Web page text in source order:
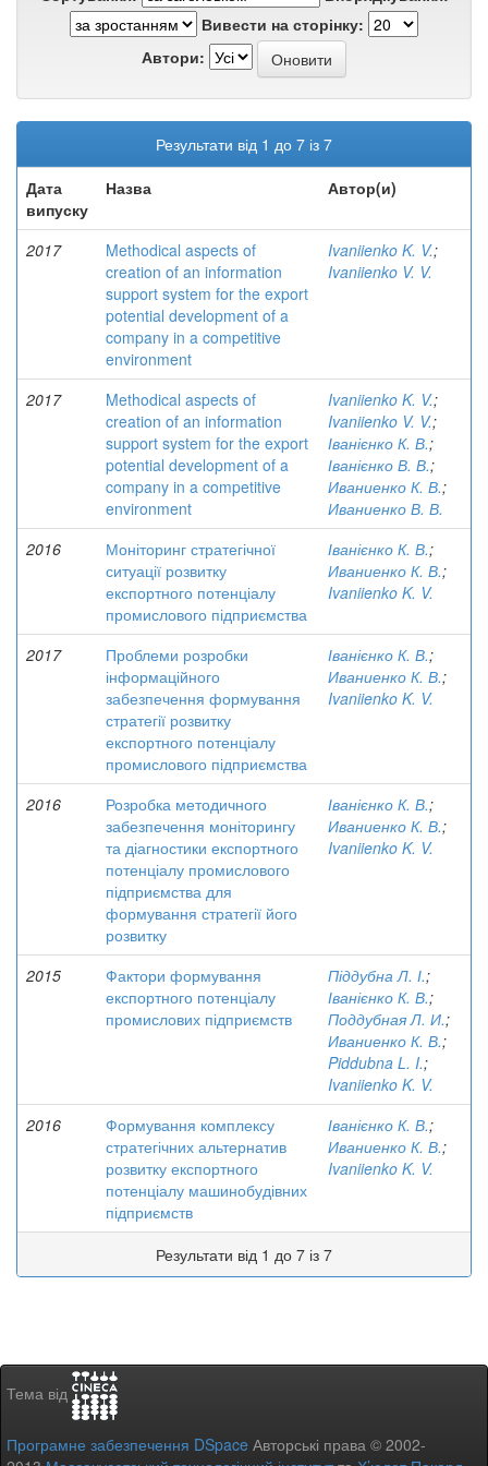
Вивести на сторінку:
Автори:
Результати від 1 до 7 із 7
Дата
випуску
Назва Автор(и)
2017
Methodical aspects of
creation of an information
support system for the export
potential development of a
company in a competitive
environment
Ivaniienko K. V.;
Ivaniienko V. V.
2017
Methodical aspects of
creation of an information
support system for the export
potential development of a
company in a competitive
environment
Ivaniienko K. V.;
Ivaniienko V. V.;
Іванієнко К. В.;
Іванієнко В. В.;
Иваниенко К. В.;
Иваниенко В. В.
2016
Моніторинг стратегічної
ситуації розвитку
експортного потенціалу
промислового підприємства
Іванієнко К. В.;
Иваниенко К. В.;
Ivaniienko K. V.
2017
Проблеми розробки
інформаційного
забезпечення формування
стратегії розвитку
експортного потенціалу
промислового підприємства
Іванієнко К. В.;
Иваниенко К. В.;
Ivaniienko K. V.
2016
Розробка методичного
забезпечення моніторингу
та діагностики експортного
потенціалу промислового
підприємства для
формування стратегії його
розвитку
Іванієнко К. В.;
Иваниенко К. В.;
Ivaniienko K. V.
2015
Фактори формування
експортного потенціалу
промислових підприємств
Піддубна Л. І.;
Іванієнко К. В.;
Поддубная Л. И.;
Иваниенко К. В.;
Piddubna L. I.;
Ivaniienko K. V.
2016
Формування комплексу
стратегічних альтернатив
розвитку експортного
потенціалу машинобудівних
підприємств
Іванієнко К. В.;
Иваниенко К. В.;
Ivaniienko K. V.
Результати від 1 до 7 із 7
Тема від
Програмне забезпечення DSpace Авторські права © 2002-